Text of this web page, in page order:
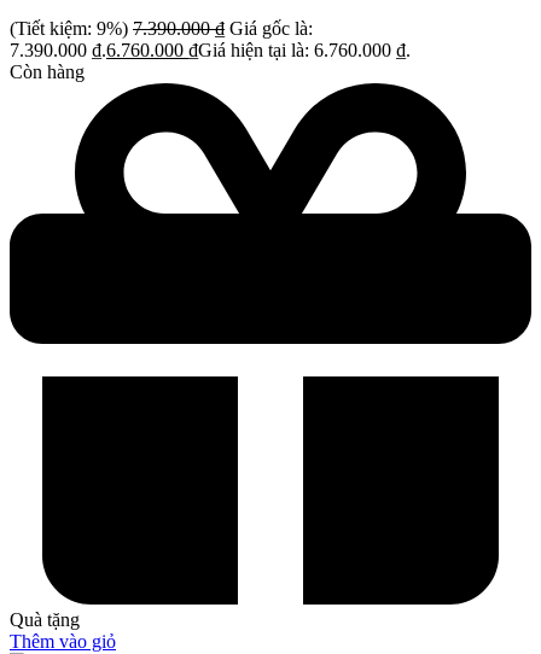
(Tiết kiệm: 9%) 7.390.000₫ Giá gốc là:
7.390.000 ₫.6.760.000 ₫Giá hiện tại là: 6.760.000 ₫.
Còn hàng
Quà tặng
Thêm vào giỏ